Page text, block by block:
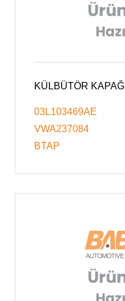
KÜLBÜTÖR KAPAĞI
03L103469AE
VWA237084
BTAP